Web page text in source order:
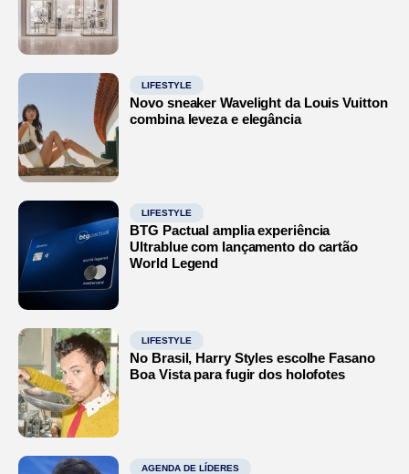
LIFESTYLE
Novo sneaker Wavelight da Louis Vuitton
combina leveza e elegância
LIFESTYLE
BTG Pactual amplia experiência
Ultrablue com lançamento do cartão
World Legend
LIFESTYLE
No Brasil, Harry Styles escolhe Fasano
Boa Vista para fugir dos holofotes
AGENDA DE LÍDERES